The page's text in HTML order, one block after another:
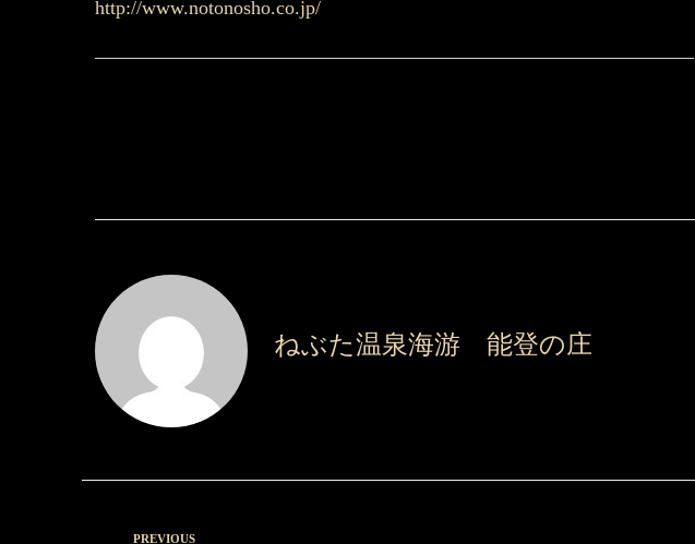
http://www.notonosho.co.jp/
——————————————————————————————–
ねぶた温泉海游 能登の庄
PREVIOUS